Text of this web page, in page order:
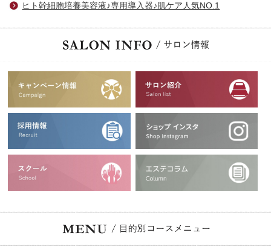
ヒト幹細胞培養美容液♪専用導入器♪肌ケア人気NO.1